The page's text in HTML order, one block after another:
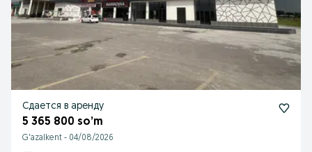
Сдается в аренду
5 365 800 so’m
G'azalkent - 04/08/2026